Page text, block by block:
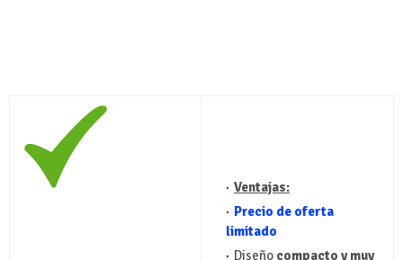
Ventajas:
Precio de oferta
limitado
Diseño compacto y muy